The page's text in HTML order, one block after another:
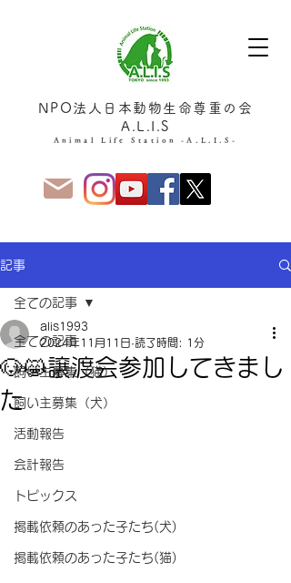
NPO法人日本動物生命尊重の会
A.L.I.S
Animal Life Station -A.L.I.S-
記事
全ての記事
飼い主募集（猫）
飼い主募集（犬）
活動報告
会計報告
トピックス
掲載依頼のあった子たち(犬)
掲載依頼のあった子たち(猫)
全ての記事
🐶😸譲渡会参加してきまし
た
alis1993
2024年11月11日 読了時間: 1分